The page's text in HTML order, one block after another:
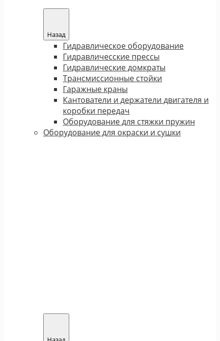
Назад
Гидравлическое оборудование
Гидравличесские прессы
Гидравлические домкраты
Трансмиссионные стойки
Гаражные краны
Кантователи и держатели двигателя и
коробки передач
Оборудование для стяжки пружин
Оборудование для окраски и сушки